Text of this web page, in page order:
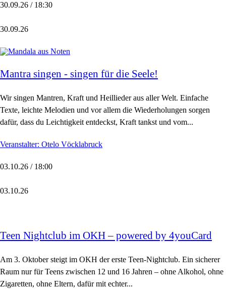
30.09.26 / 18:30
30.09.26
Mantra singen - singen für die Seele!
Wir singen Mantren, Kraft und Heillieder aus aller Welt. Einfache
Texte, leichte Melodien und vor allem die Wiederholungen sorgen
dafür, dass du Leichtigkeit entdeckst, Kraft tankst und vom...
Veranstalter: Otelo Vöcklabruck
03.10.26 / 18:00
03.10.26
Teen Nightclub im OKH – powered by 4youCard
Am 3. Oktober steigt im OKH der erste Teen-Nightclub. Ein sicherer
Raum nur für Teens zwischen 12 und 16 Jahren – ohne Alkohol, ohne
Zigaretten, ohne Eltern, dafür mit echter...